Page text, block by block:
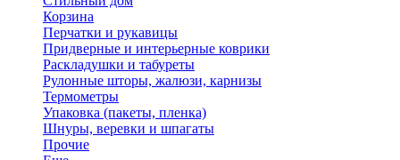
Корзина
Перчатки и рукавицы
Придверные и интерьерные коврики
Раскладушки и табуреты
Рулонные шторы, жалюзи, карнизы
Термометры
Упаковка (пакеты, пленка)
Шнуры, веревки и шпагаты
Прочие